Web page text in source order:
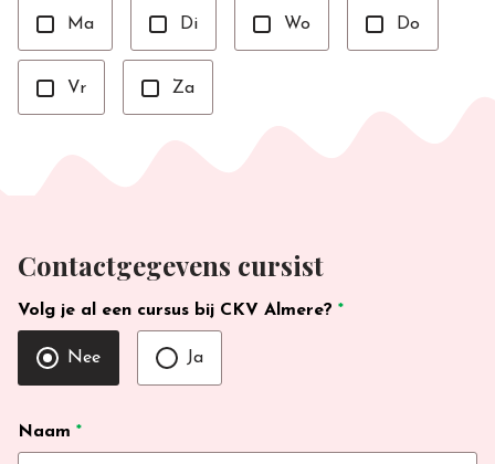
Ma Di Wo Do
Vr Za
Contactgegevens cursist
Volg je al een cursus bij CKV Almere? *
Nee Ja
Naam *